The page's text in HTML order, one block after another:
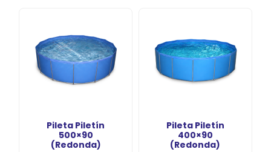
Pileta Piletín
500×90
(Redonda)
Pileta Piletín
400×90
(Redonda)